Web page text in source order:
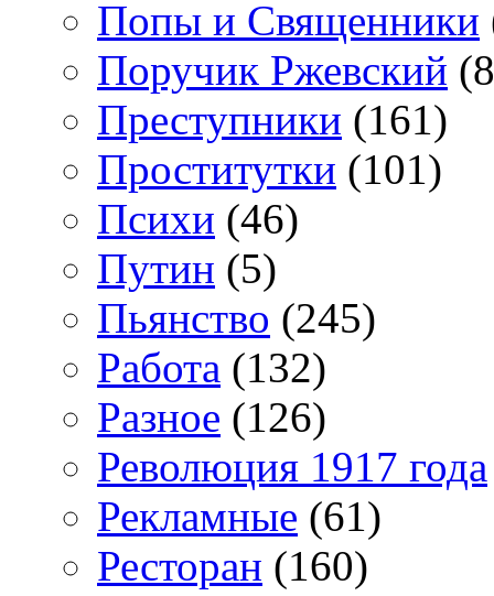
Попы и Священники
Поручик Ржевский
Преступники (161)
Проститутки (101)
Психи (46)
Путин (5)
Пьянство (245)
Работа (132)
Разное (126)
Революция 1917 года
Рекламные (61)
Ресторан (160)